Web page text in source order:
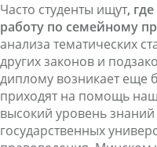
Часто студенты ищут,
работу по семейному
анализа тематических
других законов и
диплому возникает еще
приходят на помощь
высокий уровень
государственных